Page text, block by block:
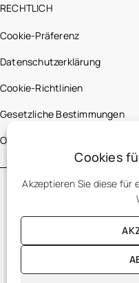
RECHTLICH
Cookie-Präferenz
Datenschutzerklärung
Cookie-Richtlinien
Gesetzliche Bestimmungen
Optic 2000 France
Cookies
Akzeptieren Sie diese für